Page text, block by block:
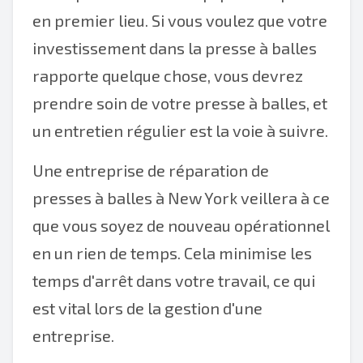
en premier lieu. Si vous voulez que votre
investissement dans la presse à balles
rapporte quelque chose, vous devrez
prendre soin de votre presse à balles, et
un entretien régulier est la voie à suivre.
Une entreprise de réparation de
presses à balles à New York veillera à ce
que vous soyez de nouveau opérationnel
en un rien de temps. Cela minimise les
temps d'arrêt dans votre travail, ce qui
est vital lors de la gestion d'une
entreprise.